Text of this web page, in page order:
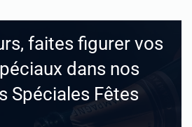
faites figurer vos
dans nos
Spéciales Fêtes